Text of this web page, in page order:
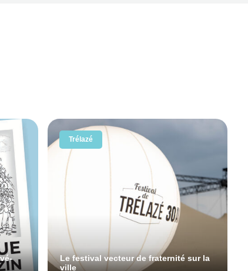
Trélazé
Le festival vecteur de fraternité sur la
ville